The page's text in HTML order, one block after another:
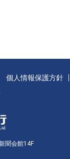
個人情報保護方針
聞会館14F